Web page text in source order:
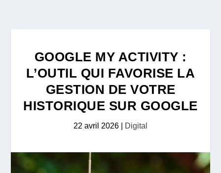
GOOGLE MY ACTIVITY :
L’OUTIL QUI FAVORISE LA
GESTION DE VOTRE
HISTORIQUE SUR GOOGLE
22 avril 2026 Digital